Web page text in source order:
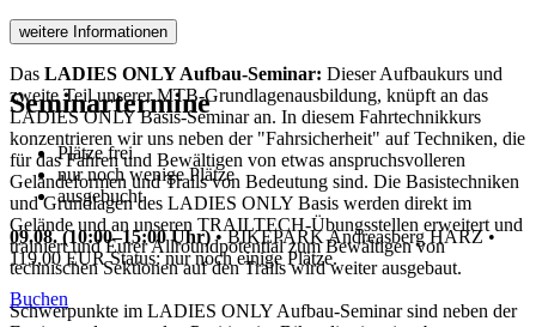
weitere Informationen
Das LADIES ONLY Aufbau-Seminar: Dieser Aufbaukurs und
zweite Teil unserer MTB-Grundlagenausbildung, knüpft an das
LADIES ONLY Basis-Seminar an. In diesem Fahrtechnikkurs
konzentrieren wir uns neben der "Fahrsicherheit" auf Techniken, die
für das Fahren und Bewältigen von etwas anspruchsvolleren
Geländeformen und Trails von Bedeutung sind. Die Basistechniken
und Grundlagen des LADIES ONLY Basis werden direkt im
Gelände und an unseren TRAILTECH-Übungsstellen erweitert und
trainiert und Eurer Allroundpotential zum Bewältigen von
technischen Sektionen auf den Trails wird weiter ausgebaut.
Schwerpunkte im LADIES ONLY Aufbau-Seminar sind neben der
Seminartermine
Plätze frei
nur noch wenige Plätze
ausgebucht
09.08. (10:00–15:00 Uhr)• BIKEPARK Andreasberg HARZ•
119,00 EURStatus: nur noch einige Plätze.
Buchen